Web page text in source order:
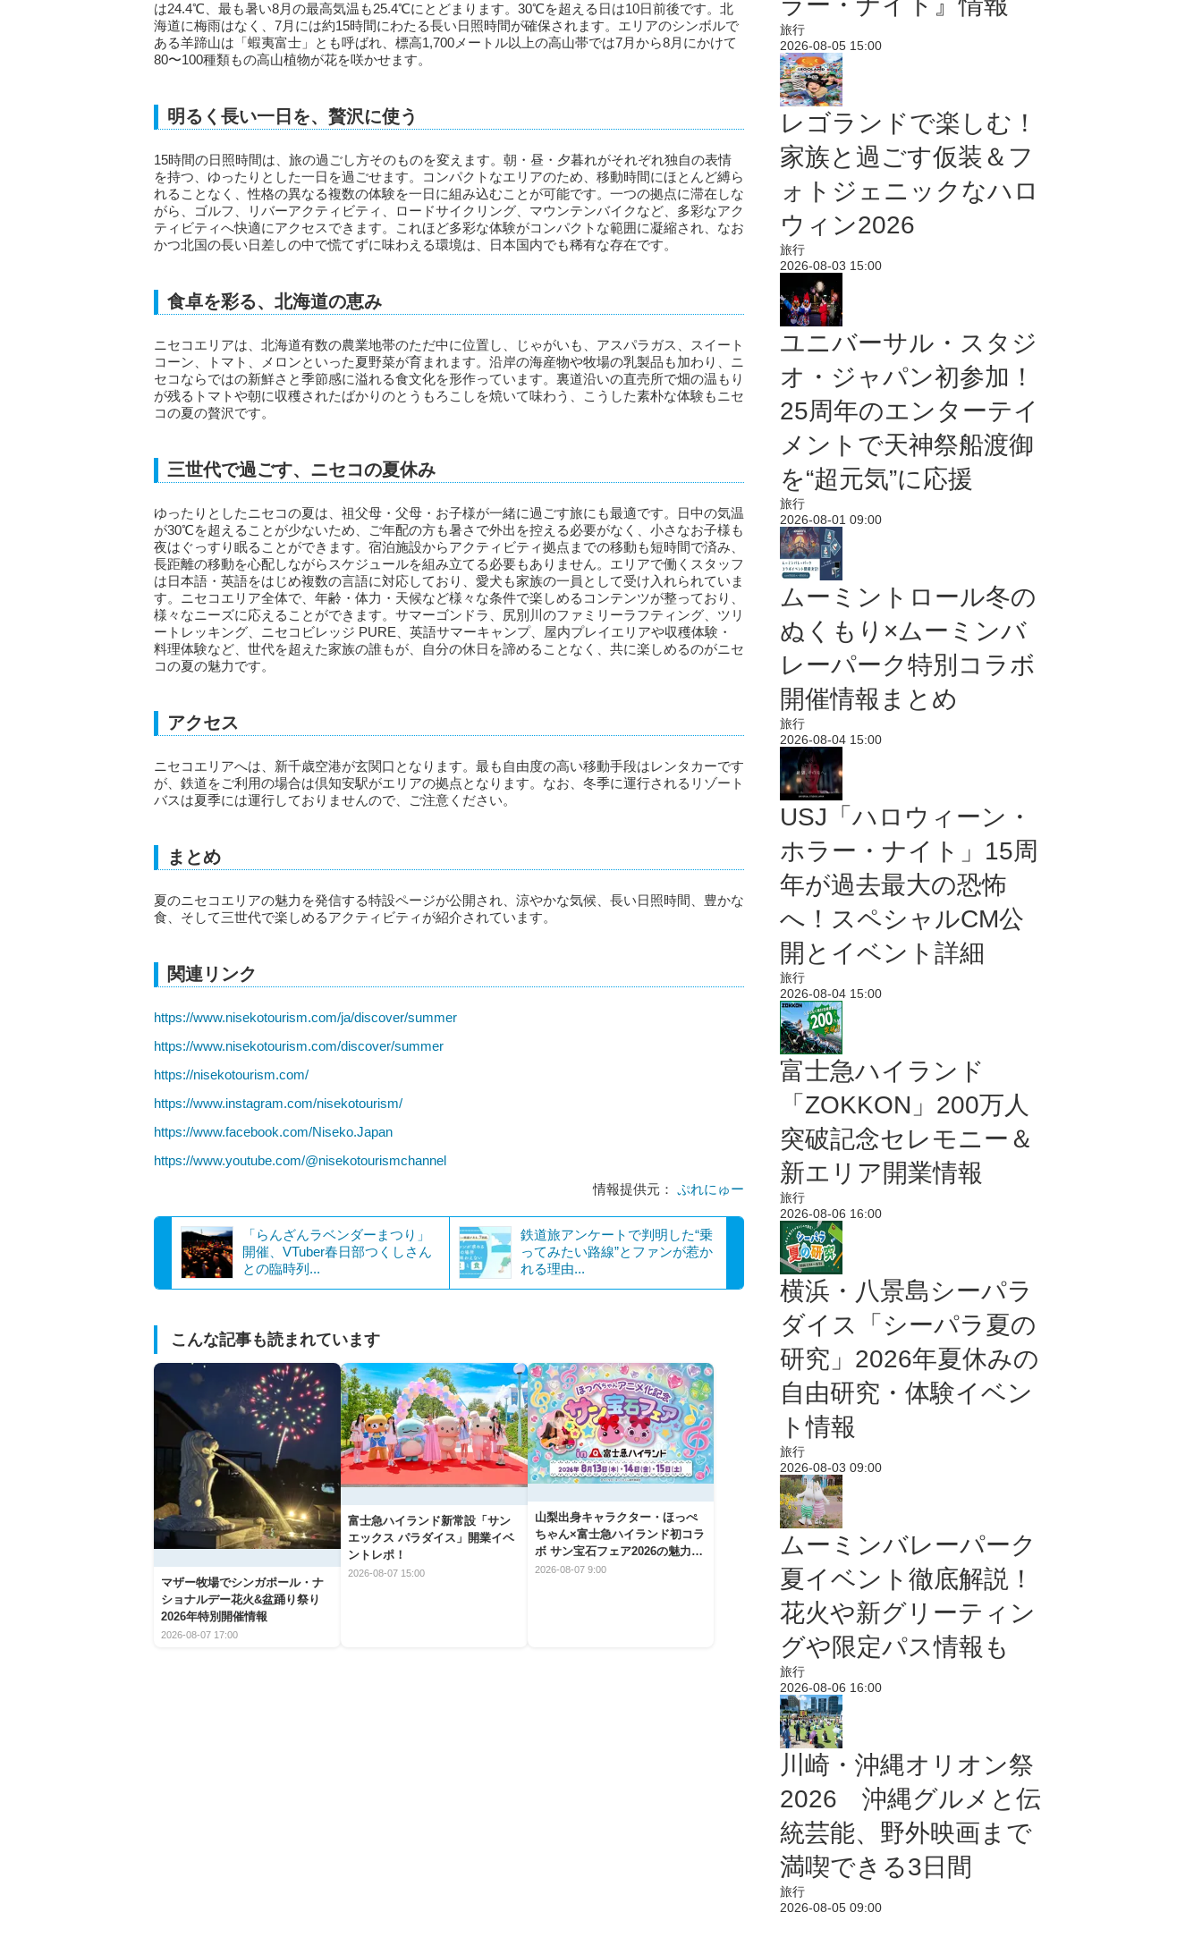
は24.4℃、最も暑い8月の最高気温も25.4℃にとどまります。30℃を超える日は10日前後です。北
海道に梅雨はなく、7月には約15時間にわたる長い日照時間が確保されます。エリアのシンボルで
ある羊蹄山は「蝦夷富士」とも呼ばれ、標高1,700メートル以上の高山帯では7月から8月にかけて
80〜100種類もの高山植物が花を咲かせます。
明るく長い一日を、贅沢に使う
15時間の日照時間は、旅の過ごし方そのものを変えます。朝・昼・夕暮れがそれぞれ独自の表情
を持つ、ゆったりとした一日を過ごせます。コンパクトなエリアのため、移動時間にほとんど縛ら
れることなく、性格の異なる複数の体験を一日に組み込むことが可能です。一つの拠点に滞在しな
がら、ゴルフ、リバーアクティビティ、ロードサイクリング、マウンテンバイクなど、多彩なアク
ティビティへ快適にアクセスできます。これほど多彩な体験がコンパクトな範囲に凝縮され、なお
かつ北国の長い日差しの中で慌てずに味わえる環境は、日本国内でも稀有な存在です。
食卓を彩る、北海道の恵み
ニセコエリアは、北海道有数の農業地帯のただ中に位置し、じゃがいも、アスパラガス、スイート
コーン、トマト、メロンといった夏野菜が育まれます。沿岸の海産物や牧場の乳製品も加わり、ニ
セコならではの新鮮さと季節感に溢れる食文化を形作っています。裏道沿いの直売所で畑の温もり
が残るトマトや朝に収穫されたばかりのとうもろこしを焼いて味わう、こうした素朴な体験もニセ
コの夏の贅沢です。
三世代で過ごす、ニセコの夏休み
ゆったりとしたニセコの夏は、祖父母・父母・お子様が一緒に過ごす旅にも最適です。日中の気温
が30℃を超えることが少ないため、ご年配の方も暑さで外出を控える必要がなく、小さなお子様も
夜はぐっすり眠ることができます。宿泊施設からアクティビティ拠点までの移動も短時間で済み、
長距離の移動を心配しながらスケジュールを組み立てる必要もありません。エリアで働くスタッフ
は日本語・英語をはじめ複数の言語に対応しており、愛犬も家族の一員として受け入れられていま
す。ニセコエリア全体で、年齢・体力・天候など様々な条件で楽しめるコンテンツが整っており、
様々なニーズに応えることができます。サマーゴンドラ、尻別川のファミリーラフティング、ツリ
ートレッキング、ニセコビレッジ PURE、英語サマーキャンプ、屋内プレイエリアや収穫体験・
料理体験など、世代を超えた家族の誰もが、自分の休日を諦めることなく、共に楽しめるのがニセ
コの夏の魅力です。
アクセス
ニセコエリアへは、新千歳空港が玄関口となります。最も自由度の高い移動手段はレンタカーです
が、鉄道をご利用の場合は倶知安駅がエリアの拠点となります。なお、冬季に運行されるリゾート
バスは夏季には運行しておりませんので、ご注意ください。
まとめ
夏のニセコエリアの魅力を発信する特設ページが公開され、涼やかな気候、長い日照時間、豊かな
食、そして三世代で楽しめるアクティビティが紹介されています。
関連リンク
https://www.nisekotourism.com/ja/discover/summer
https://www.nisekotourism.com/discover/summer
https://nisekotourism.com/
https://www.instagram.com/nisekotourism/
https://www.facebook.com/Niseko.Japan
https://www.youtube.com/@nisekotourismchannel
情報提供元： ぷれにゅー
「らんざんラベンダーまつり」
開催、VTuber春日部つくしさん
との臨時列...
鉄道旅アンケートで判明した“乗
ってみたい路線”とファンが惹か
れる理由...
こんな記事も読まれています
マザー牧場でシンガポール・ナ
ショナルデー花火&盆踊り祭り
2026年特別開催情報
2026-08-07 17:00
富士急ハイランド新常設「サン
エックス パラダイス」開業イベ
ントレポ！
2026-08-07 15:00
山梨出身キャラクター・ほっぺ
ちゃん×富士急ハイランド初コラ
ボ サン宝石フェア2026の魅力と
楽しみ方
2026-08-07 9:00
旅行
2026-08-05 15:00
レゴランドで楽しむ！
家族と過ごす仮装＆フ
ォトジェニックなハロ
ウィン2026
旅行
2026-08-03 15:00
ユニバーサル・スタジ
オ・ジャパン初参加！
25周年のエンターテイ
メントで天神祭船渡御
を“超元気”に応援
旅行
2026-08-01 09:00
ムーミントロール冬の
ぬくもり×ムーミンバ
レーパーク特別コラボ
開催情報まとめ
旅行
2026-08-04 15:00
USJ「ハロウィーン・
ホラー・ナイト」15周
年が過去最大の恐怖
へ！スペシャルCM公
開とイベント詳細
旅行
2026-08-04 15:00
富士急ハイランド
「ZOKKON」200万人
突破記念セレモニー＆
新エリア開業情報
旅行
2026-08-06 16:00
横浜・八景島シーパラ
ダイス「シーパラ夏の
研究」2026年夏休みの
自由研究・体験イベン
ト情報
旅行
2026-08-03 09:00
ムーミンバレーパーク
夏イベント徹底解説！
花火や新グリーティン
グや限定パス情報も
旅行
2026-08-06 16:00
川崎・沖縄オリオン祭
2026 沖縄グルメと伝
統芸能、野外映画まで
満喫できる3日間
旅行
2026-08-05 09:00